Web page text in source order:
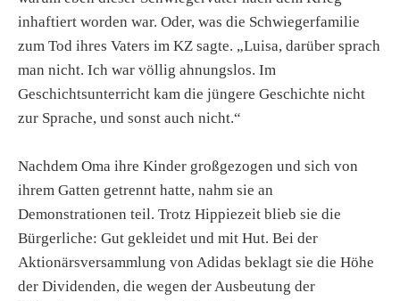
inhaftiert worden war. Oder, was die Schwiegerfamilie
zum Tod ihres Vaters im KZ sagte. „Luisa, darüber sprach
man nicht. Ich war völlig ahnungslos. Im
Geschichtsunterricht kam die jüngere Geschichte nicht
zur Sprache, und sonst auch nicht.“
Nachdem Oma ihre Kinder großgezogen und sich von
ihrem Gatten getrennt hatte, nahm sie an
Demonstrationen teil. Trotz Hippiezeit blieb sie die
Bürgerliche: Gut gekleidet und mit Hut. Bei der
Aktionärsversammlung von Adidas beklagt sie die Höhe
der Dividenden, die wegen der Ausbeutung der